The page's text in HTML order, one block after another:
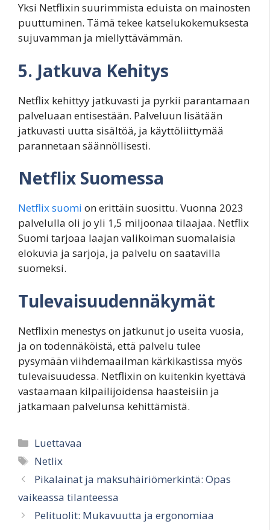
Yksi Netflixin suurimmista eduista on mainosten
puuttuminen. Tämä tekee katselukokemuksesta
sujuvamman ja miellyttävämmän.
5. Jatkuva Kehitys
Netflix kehittyy jatkuvasti ja pyrkii parantamaan
palveluaan entisestään. Palveluun lisätään
jatkuvasti uutta sisältöä, ja käyttöliittymää
parannetaan säännöllisesti.
Netflix Suomessa
Netflix suomi on erittäin suosittu. Vuonna 2023
palvelulla oli jo yli 1,5 miljoonaa tilaajaa. Netflix
Suomi tarjoaa laajan valikoiman suomalaisia
elokuvia ja sarjoja, ja palvelu on saatavilla
suomeksi.
Tulevaisuudennäkymät
Netflixin menestys on jatkunut jo useita vuosia,
ja on todennäköistä, että palvelu tulee
pysymään viihdemaailman kärkikastissa myös
tulevaisuudessa. Netflixin on kuitenkin kyettävä
vastaamaan kilpailijoidensa haasteisiin ja
jatkamaan palvelunsa kehittämistä.
Categories
Luettavaa
Tags
Netlix
Pikalainat ja maksuhäiriömerkintä: Opas
vaikeassa tilanteessa
Pelituolit: Mukavuutta ja ergonomiaa